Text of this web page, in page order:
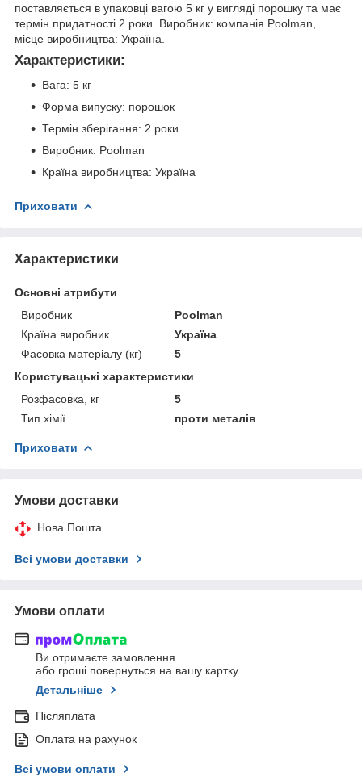
поставляється в упаковці вагою 5 кг у вигляді порошку та має
термін придатності 2 роки. Виробник: компанія Poolman,
місце виробництва: Україна.
Характеристики:
Вага: 5 кг
Форма випуску: порошок
Термін зберігання: 2 роки
Виробник: Poolman
Країна виробництва: Україна
Приховати
Характеристики
Основні атрибути
Виробник
Poolman
Країна виробник
Україна
Фасовка матеріалу (кг)
5
Користувацькі характеристики
Розфасовка, кг
5
Тип хімії
проти металів
Приховати
Умови доставки
Нова Пошта
Всі умови доставки
Умови оплати
Ви отримаєте замовлення
або гроші повернуться на вашу картку
Детальніше
Післяплата
Оплата на рахунок
Всі умови оплати